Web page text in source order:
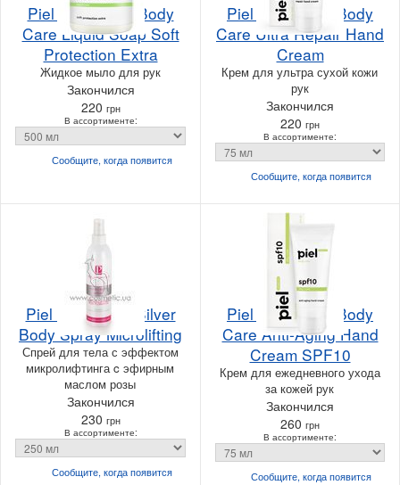
Piel Cosmetics Body
Care Liquid Soap Soft
Protection Extra
Жидкое мыло для рук
Закончился
220 грн
В ассортименте:
Сообщите, когдапоявится
Piel Cosmetics Body
Care Ultra Repair Hand
Cream
Крем для ультра сухой кожи
рук
Закончился
220 грн
В ассортименте:
Сообщите, когдапоявится
Piel Cosmetics Silver
Body Spray Microlifting
Спрей для тела с эффектом
микролифтинга c эфирным
маслом розы
Закончился
230 грн
В ассортименте:
Сообщите, когдапоявится
Piel Cosmetics Body
Care Anti-Aging Hand
Cream SPF10
Крем для ежедневного ухода
за кожей рук
Закончился
260 грн
В ассортименте:
Сообщите, когдапоявится